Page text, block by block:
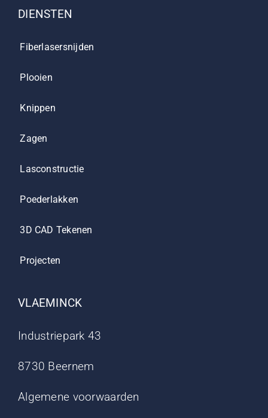
DIENSTEN
Fiberlasersnijden
Plooien
Knippen
Zagen
Lasconstructie
Poederlakken
3D CAD Tekenen
Projecten
VLAEMINCK
Industriepark 43
8730 Beernem
Algemene voorwaarden